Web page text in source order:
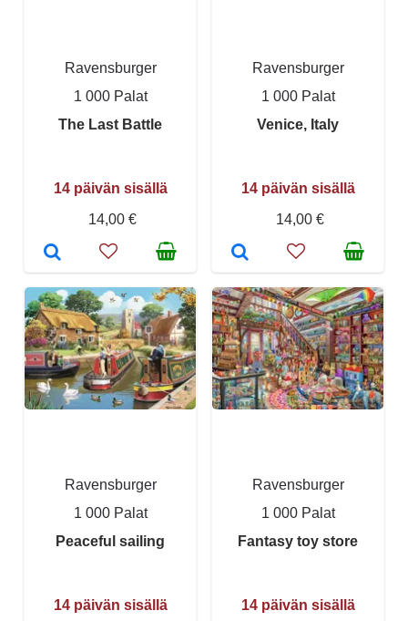
Ravensburger
1 000 Palat
The Last Battle
14 päivän sisällä
14,00 €
Ravensburger
1 000 Palat
Venice, Italy
14 päivän sisällä
14,00 €
Ravensburger
1 000 Palat
Peaceful sailing
14 päivän sisällä
Ravensburger
1 000 Palat
Fantasy toy store
14 päivän sisällä